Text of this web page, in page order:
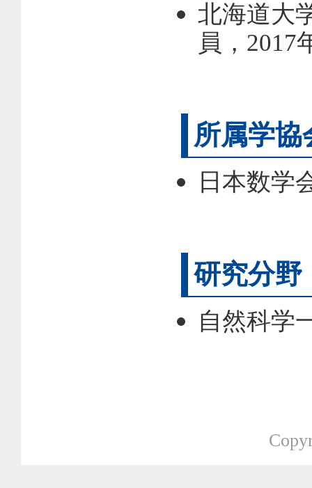
北海道大
員，2017
所属学協
日本数学
研究分野
自然科学